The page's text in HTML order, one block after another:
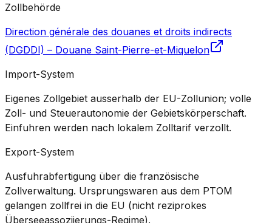
Zollbehörde
Direction générale des douanes et droits indirects
(DGDDI) – Douane Saint-Pierre-et-Miquelon
Import-System
Eigenes Zollgebiet ausserhalb der EU-Zollunion; volle
Zoll- und Steuerautonomie der Gebietskörperschaft.
Einfuhren werden nach lokalem Zolltarif verzollt.
Export-System
Ausfuhrabfertigung über die französische
Zollverwaltung. Ursprungswaren aus dem PTOM
gelangen zollfrei in die EU (nicht reziprokes
Überseeassoziierungs-Regime).